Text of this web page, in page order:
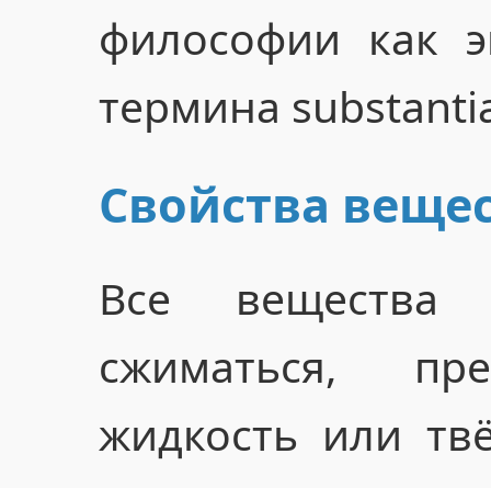
философии как
термина
Свойства
Все вещества
сжиматься,
жидкость или